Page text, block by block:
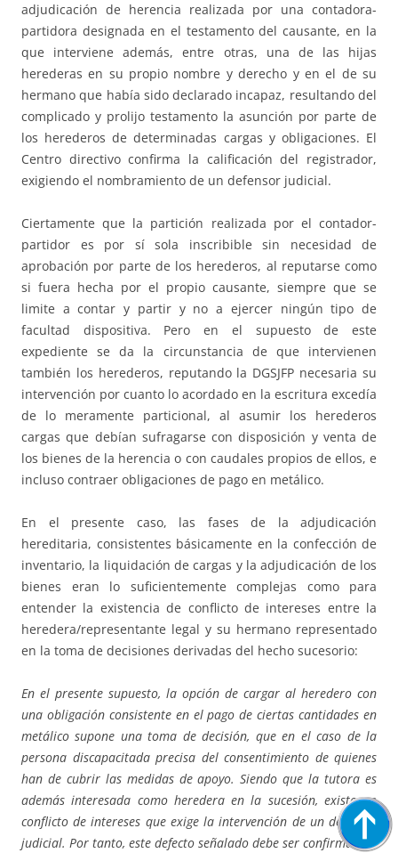
adjudicación de herencia realizada por una contadora-
partidora designada en el testamento del causante, en la
que interviene además, entre otras, una de las hijas
herederas en su propio nombre y derecho y en el de su
hermano que había sido declarado incapaz, resultando del
complicado y prolijo testamento la asunción por parte de
los herederos de determinadas cargas y obligaciones. El
Centro directivo confirma la calificación del registrador,
exigiendo el nombramiento de un defensor judicial.
Ciertamente que la partición realizada por el contador-
partidor es por sí sola inscribible sin necesidad de
aprobación por parte de los herederos, al reputarse como
si fuera hecha por el propio causante, siempre que se
limite a contar y partir y no a ejercer ningún tipo de
facultad dispositiva. Pero en el supuesto de este
expediente se da la circunstancia de que intervienen
también los herederos, reputando la DGSJFP necesaria su
intervención por cuanto lo acordado en la escritura excedía
de lo meramente particional, al asumir los herederos
cargas que debían sufragarse con disposición y venta de
los bienes de la herencia o con caudales propios de ellos, e
incluso contraer obligaciones de pago en metálico.
En el presente caso, las fases de la adjudicación
hereditaria, consistentes básicamente en la confección de
inventario, la liquidación de cargas y la adjudicación de los
bienes eran lo suficientemente complejas como para
entender la existencia de conflicto de intereses entre la
heredera/representante legal y su hermano representado
en la toma de decisiones derivadas del hecho sucesorio:
En el presente supuesto, la opción de cargar al heredero con
una obligación consistente en el pago de ciertas cantidades en
metálico supone una toma de decisión, que en el caso de la
persona discapacitada precisa del consentimiento de quienes
han de cubrir las medidas de apoyo. Siendo que la tutora es
además interesada como heredera en la sucesión, existe un
conflicto de intereses que exige la intervención de un defensor
judicial. Por tanto, este defecto señalado debe ser confirmado.